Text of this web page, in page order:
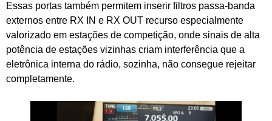
Essas portas também permitem inserir filtros passa-banda
externos entre RX IN e RX OUT recurso especialmente
valorizado em estações de competição, onde sinais de alta
potência de estações vizinhas criam interferência que a
eletrônica interna do rádio, sozinha, não consegue rejeitar
completamente.